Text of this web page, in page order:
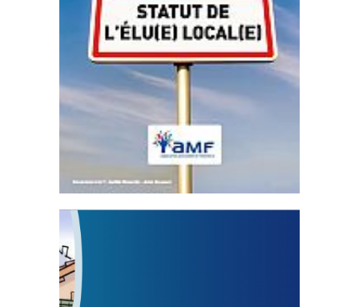
Statut de l’élu local
3 avril 2024
Mise à jour avril 2024
FEUILLETER